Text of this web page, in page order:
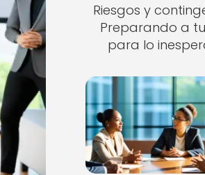
Riesgos y
Preparando a tu
para lo